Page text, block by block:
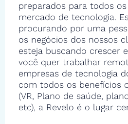
preparados para todos
mercado de tecnologia.
procurando por uma
os negócios dos nossos
esteja buscando crescer
você quer trabalhar
empresas de tecnologia
com todos os benefícios
(VR, Plano de saúde,
etc), a Revelo é o lugar